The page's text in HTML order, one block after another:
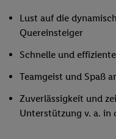
Lust auf die
Quereinsteiger
Schnelle und
Teamgeist und Spaß
Zuverlässigkeit und
Unterstützung v. a. in